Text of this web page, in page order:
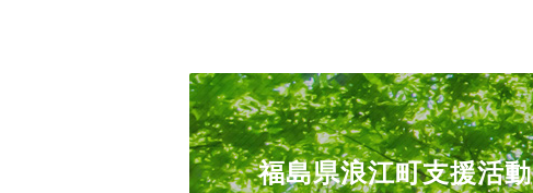
福島県浪江町支援活動